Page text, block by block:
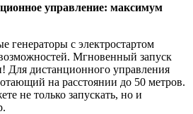
управление: максимум
генераторы с электростартом
Мгновенный запуск
Для дистанционного управления
на расстоянии до 50 метров.
не только запускать, но и